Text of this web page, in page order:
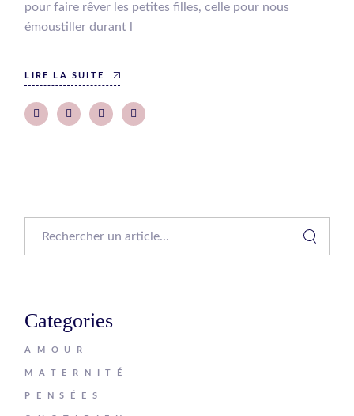
pour faire rêver les petites filles, celle pour nous
émoustiller durant l
LIRE LA SUITE
Categories
AMOUR
MATERNITÉ
PENSÉES